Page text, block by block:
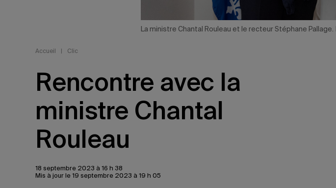
La ministre Chantal Rouleau et le recteur Stéphane Pallage.
Accueil Clic
Rencontre avec la
ministre Chantal
Rouleau
18 septembre 2023 à 16 h 38
Mis à jour le 19 septembre 2023 à 19 h 05